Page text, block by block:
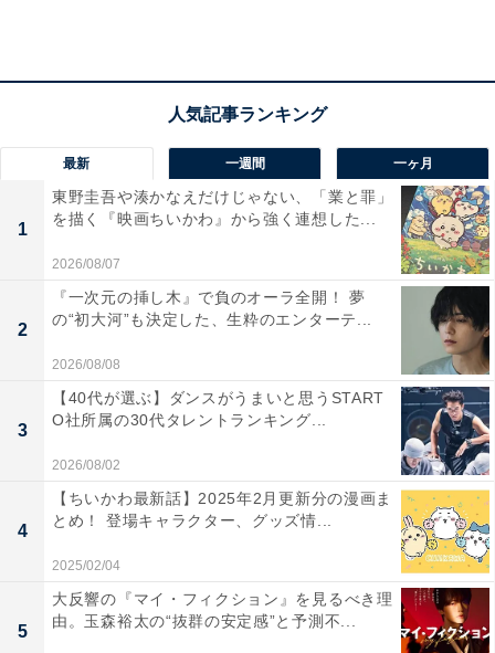
「天下の主は民。我らは民に生かされている。民に見放
ていく民たちを目にし、涙を流す家康。宗徒に囲まれ槍
で刺されそうになった家康の身代わりになったのは、一
度は家康を置き去りに逃走した長吉（田村健太郎）でし
た。
城で目を覚ました家康。長吉は絶命する寸前、自らが家
康を罠にはめたことを告白し、近しい者にまだ裏切者が
いると告げます。家康が疑心暗鬼に駆られる中、半蔵か
ら空誓を補佐する軍師が本多正信（松山ケンイチ）であ
るとの情報が入り――。
最新 一週間 一ヶ月
1
東野圭吾や湊かなえだけじゃない、「業と罪」
を描く『映画ちいかわ』から強く連想した...
2026/08/07
2
『一次元の挿し木』で負のオーラ全開！ 夢
の“初大河”も決定した、生粋のエンターテ...
2026/08/08
3
【40代が選ぶ】ダンスがうまいと思うSTART
O社所属の30代タレントランキング...
2026/08/02
4
【ちいかわ最新話】2025年2月更新分の漫画ま
とめ！ 登場キャラクター、グッズ情...
2025/02/04
5
大反響の『マイ・フィクション』を見るべき理
由。玉森裕太の“抜群の安定感”と予測不...